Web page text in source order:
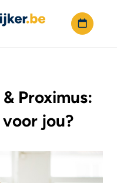
Proximus:
jou?